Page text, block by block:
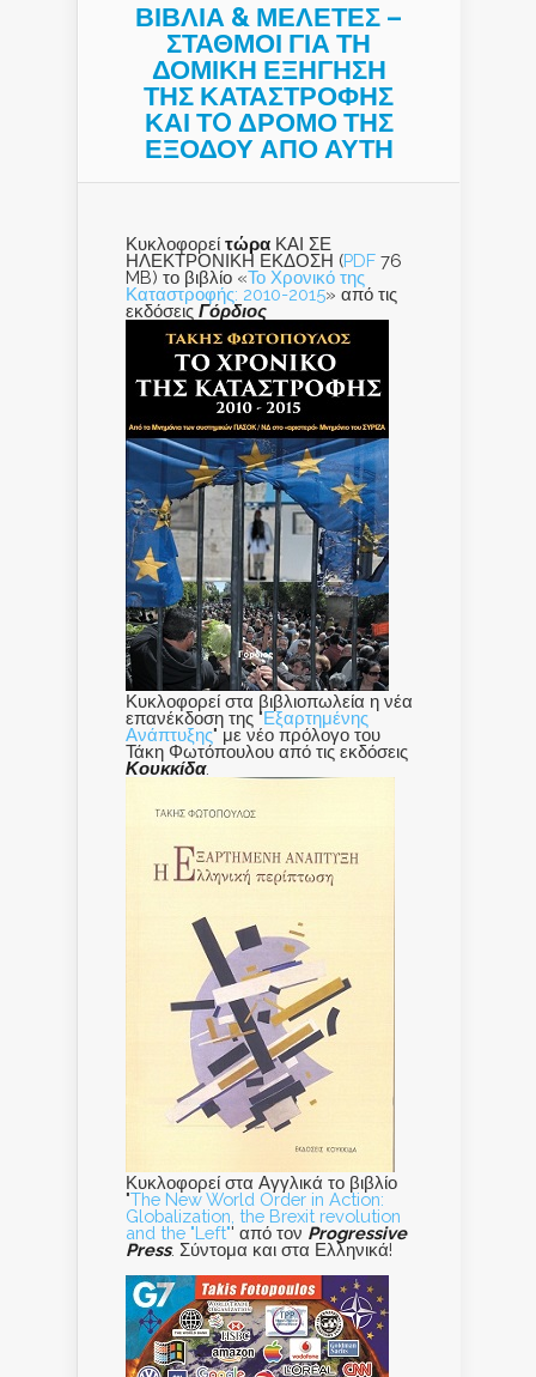
ΒΙΒΛΙΑ & ΜΕΛΕΤΕΣ –
ΣΤΑΘΜΟΙ ΓΙΑ ΤΗ
ΔΟΜΙΚΗ ΕΞΗΓΗΣΗ
ΤΗΣ ΚΑΤΑΣΤΡΟΦΗΣ
ΚΑΙ ΤO ΔΡΟΜΟ ΤΗΣ
ΕΞΟΔΟΥ ΑΠΟ ΑΥΤΗ
Κυκλοφορεί τώρα ΚΑΙ ΣΕ
ΗΛΕΚΤΡΟΝΙΚΗ ΕΚΔΟΣΗ (PDF 76
MB) το βιβλίο «Το Χρονικό της
Καταστροφής: 2010-2015» από τις
εκδόσεις Γόρδιος
Κυκλοφορεί στα βιβλιοπωλεία η νέα
επανέκδοση της "Εξαρτημένης
Ανάπτυξης" με νέο πρόλογο του
Τάκη Φωτόπουλου από τις εκδόσεις
Κουκκίδα.
Κυκλοφορεί στα Αγγλικά το βιβλίο
"The New World Order in Action:
Globalization, the Brexit revolution
and the "Left"' από τον Progressive
Press. Σύντομα και στα Ελληνικά!